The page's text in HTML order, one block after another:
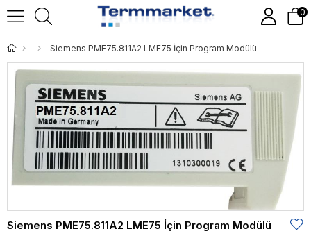
0
Siemens PME75.811A2 LME75 İçin Program Modülü
Siemens PME75.811A2 LME75 İçin Program Modülü